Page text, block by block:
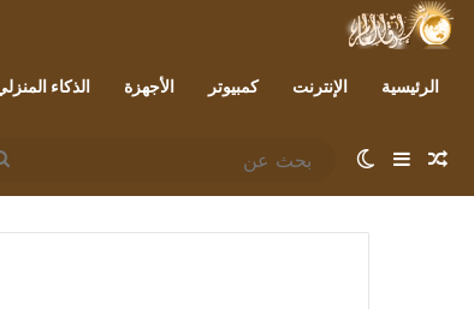
الرئيسية الإنترنت كمبيوتر الأجهزة الذكاء
مقال عشوائي
إضافة عمود جانبي
الوضع المظلم